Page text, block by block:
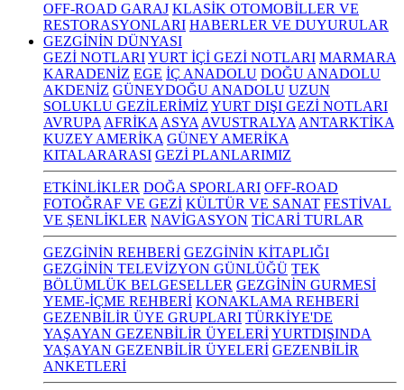
OFF-ROAD GARAJ KLASİK OTOMOBİLLER VE
RESTORASYONLARI HABERLER VE DUYURULAR
GEZGİNİN DÜNYASI
GEZİ NOTLARIYURT İÇİ GEZİ NOTLARI MARMARA
KARADENİZ EGE İÇ ANADOLU DOĞU ANADOLU
AKDENİZ GÜNEYDOĞU ANADOLU UZUN
SOLUKLU GEZİLERİMİZ YURT DIŞI GEZİ NOTLARI
AVRUPA AFRİKA ASYA AVUSTRALYA ANTARKTİKA
KUZEY AMERİKA GÜNEY AMERİKA
KITALARARASI GEZİ PLANLARIMIZ
ETKİNLİKLER DOĞA SPORLARI OFF-ROAD
FOTOĞRAF VE GEZİ KÜLTÜR VE SANAT FESTİVAL
VE ŞENLİKLER NAVİGASYON TİCARİ TURLAR
GEZGİNİN REHBERİ GEZGİNİN KİTAPLIĞI
GEZGİNİN TELEVİZYON GÜNLÜĞÜ TEK
BÖLÜMLÜK BELGESELLER GEZGİNİN GURMESİ
YEME-İÇME REHBERİ KONAKLAMA REHBERİ
GEZENBİLİR ÜYE GRUPLARI TÜRKİYE'DE
YAŞAYAN GEZENBİLİR ÜYELERİYURTDIŞINDA
YAŞAYAN GEZENBİLİR ÜYELERİ GEZENBİLİR
ANKETLERİ